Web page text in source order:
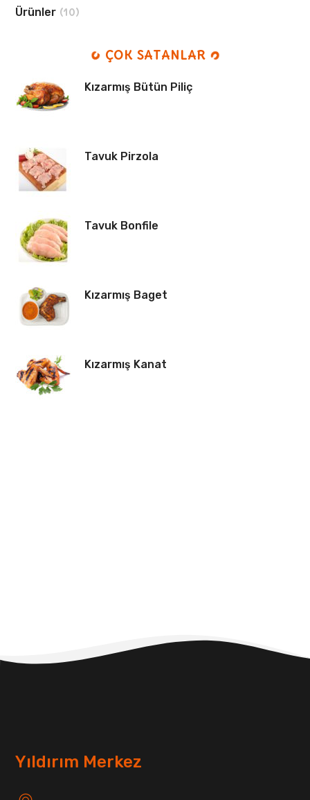
Ürünler (10)
ÇOK SATANLAR
Kızarmış Bütün Piliç
Tavuk Pirzola
Tavuk Bonfile
Kızarmış Baget
Kızarmış Kanat
Yıldırım Merkez